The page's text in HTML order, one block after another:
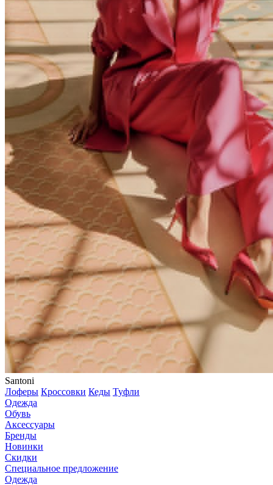
Santoni
Лоферы Кроссовки Кеды Туфли
Одежда
Обувь
Аксессуары
Бренды
Новинки
Скидки
Специальное предложение
Одежда